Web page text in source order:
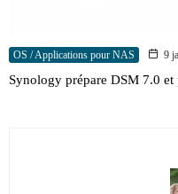
OS / Applications pour NAS 9
Synology prépare DSM 7.0 et